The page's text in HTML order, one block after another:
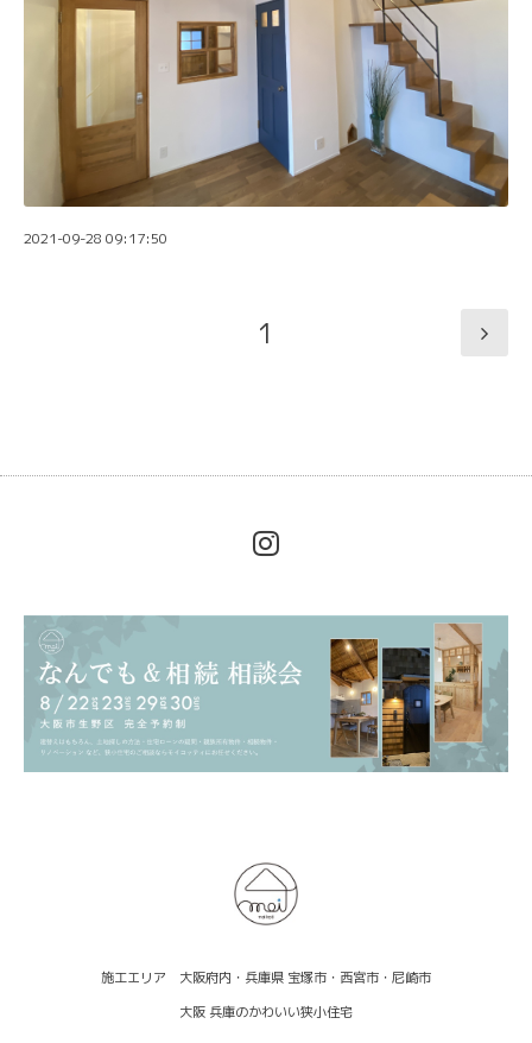
2021-09-28 09:17:50
1
施工エリア 大阪府内・兵庫県 宝塚市・西宮市・尼崎市
大阪 兵庫のかわいい狭小住宅